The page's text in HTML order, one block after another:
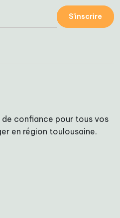
S’inscrire
confiance pour tous vos
en région toulousaine.